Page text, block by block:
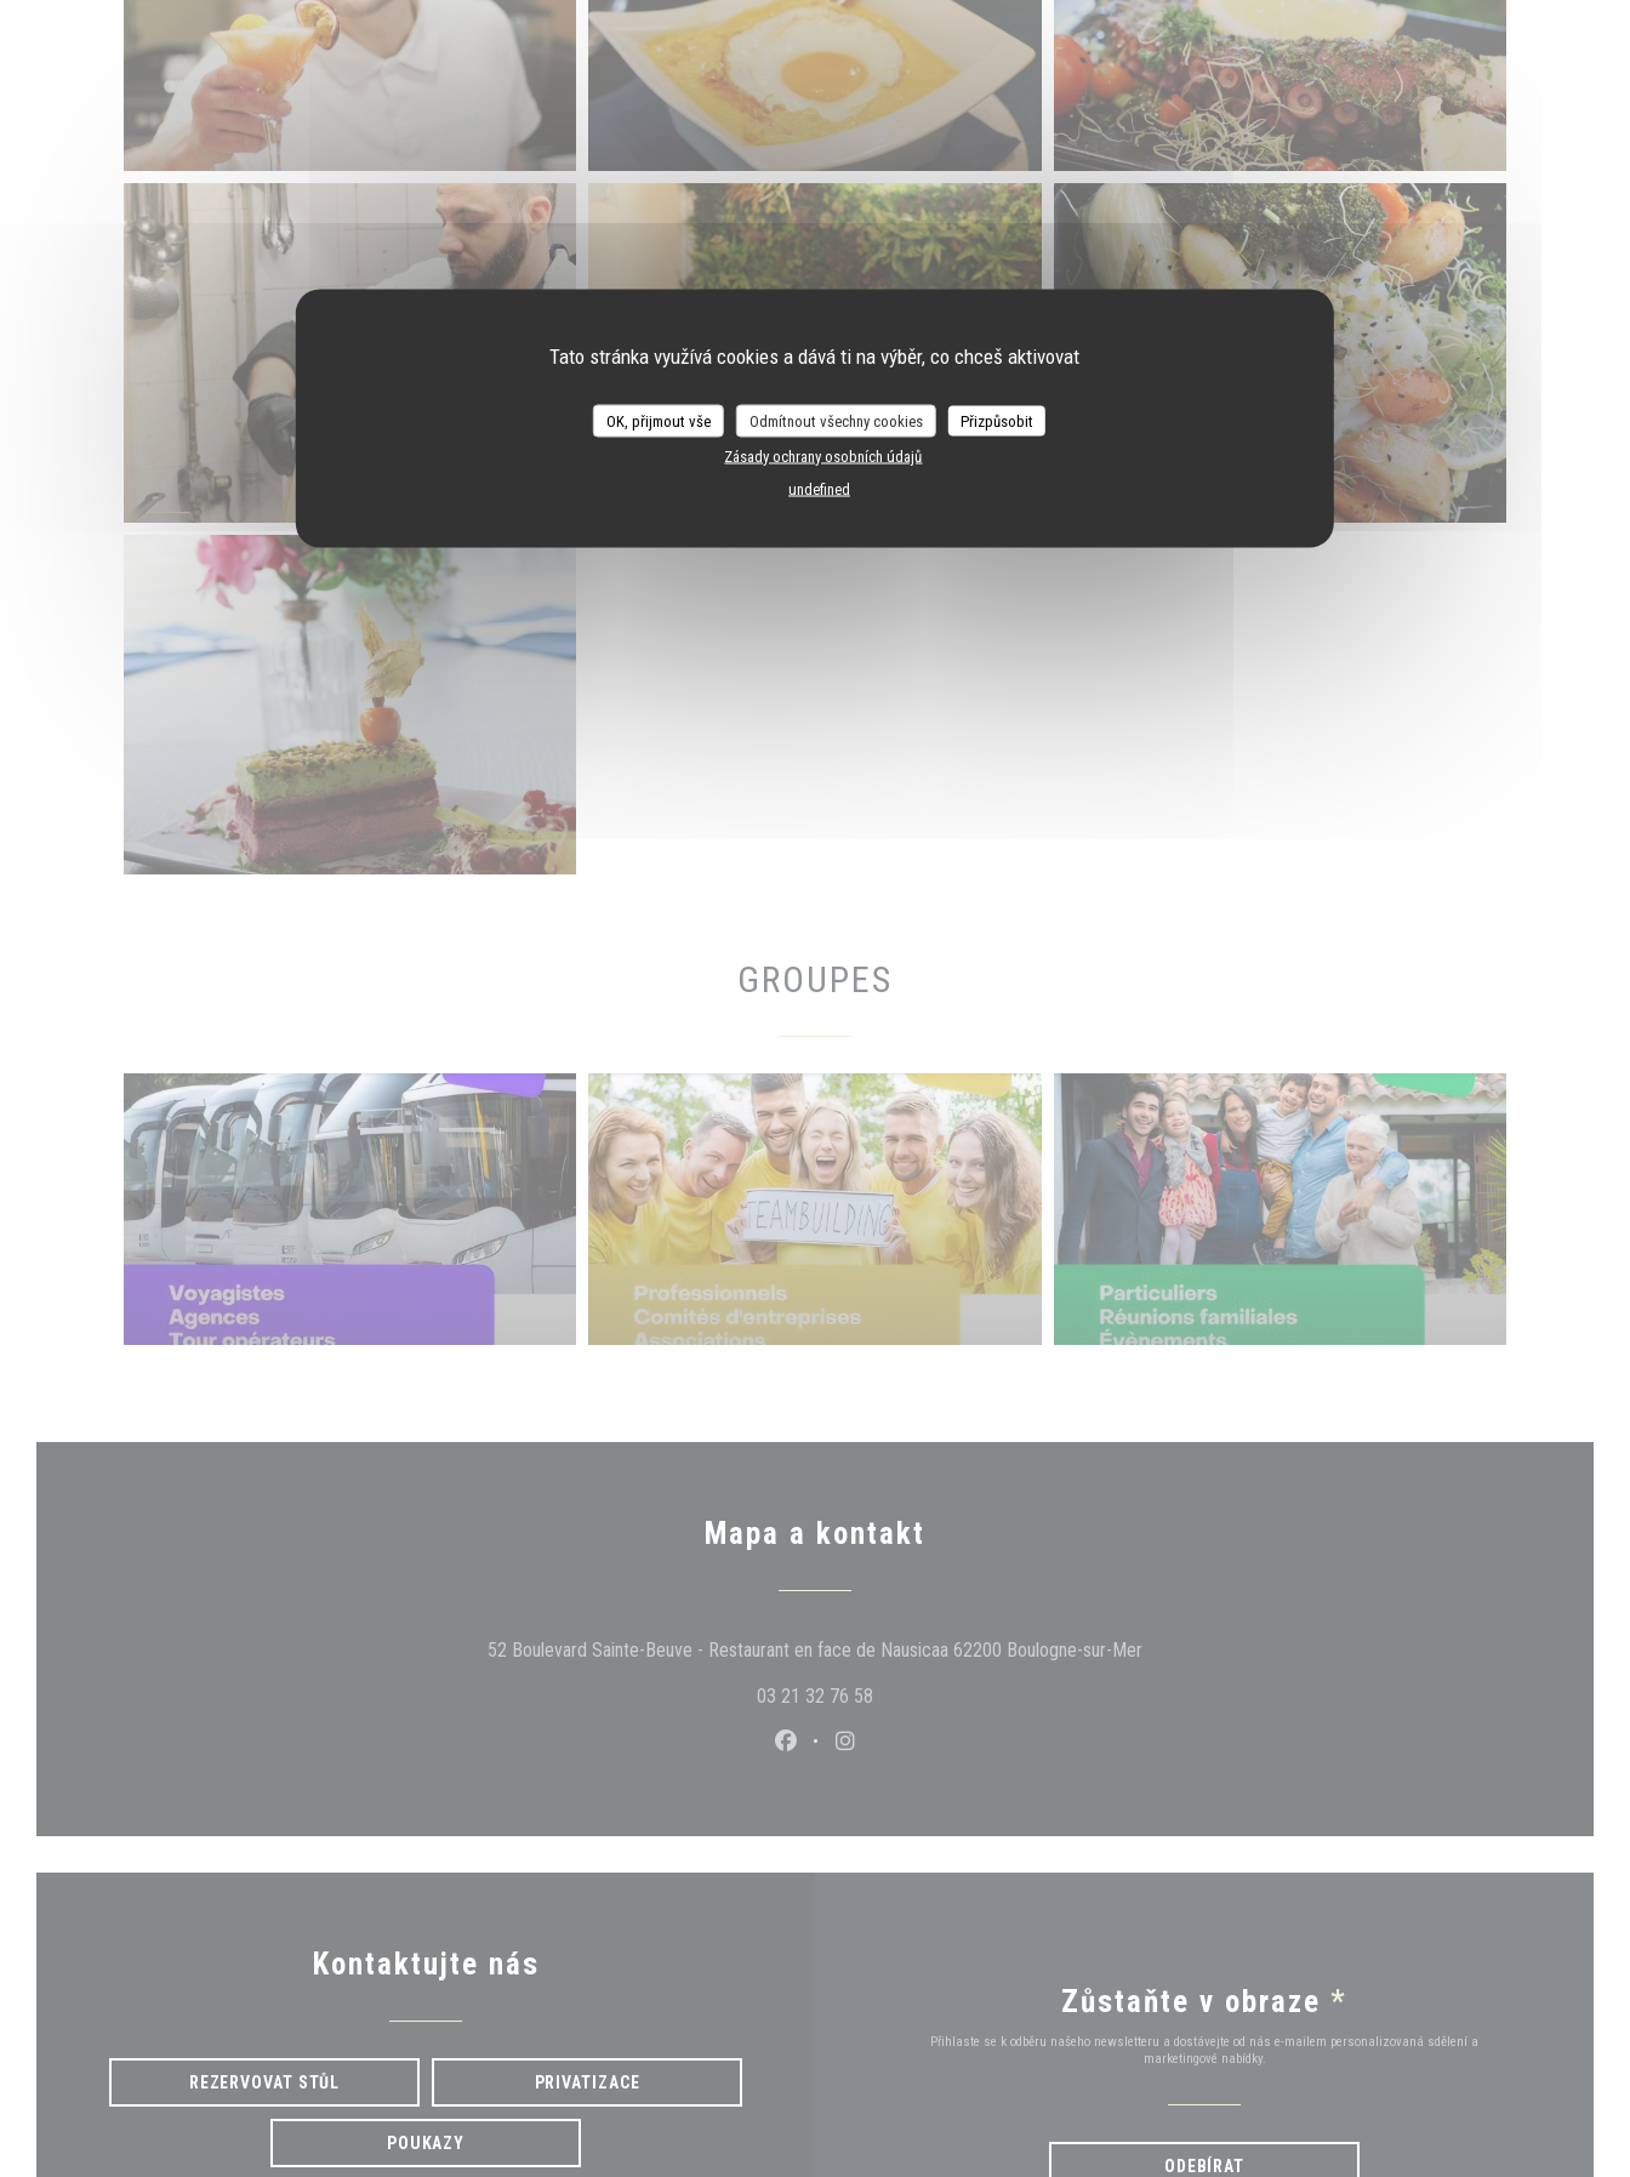
Tato stránka využívá cookies a dává ti na výběr, co chceš aktivovat
OK, přijmout vše Odmítnout všechny cookies
Přizpůsobit
Zásady ochrany osobních údajů
undefined
GROUPES
Mapa a kontakt
52 Boulevard Sainte-Beuve - Restaurant en face de Nausicaa 62200 Boulogne-sur-Mer
03 21 32 76 58
Facebook ((otevře se v novém okně))
Instagram ((otevře se v novém okně))
Kontaktujte nás
REZERVOVAT STŮL PRIVATIZACE
POUKAZY
Zůstaňte v obraze *
Přihlaste se k odběru našeho newsletteru a dostávejte od nás e-mailem personalizovaná sdělení a
marketingové nabídky.
ODEBÍRAT